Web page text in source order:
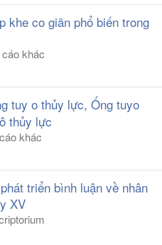
khe co giãn phổ biến trong
khác
tuy o thủy lực, Ống tuyo
thủy lực
khác
triển bình luận về nhân
XV